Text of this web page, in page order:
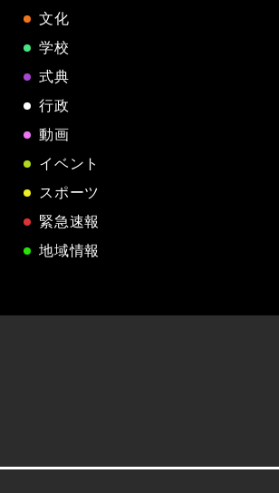
文化
学校
式典
行政
動画
イベント
スポーツ
緊急速報
地域情報